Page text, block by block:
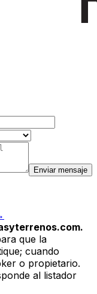
Enviar mensaje
que la
cuando
o propietario.
al listador